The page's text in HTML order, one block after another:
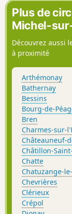
Plus de
Michel-
Découvrez aussi
à proximité
Arthémonay
Bathernay
Bessins
Bourg-de-
Bren
Charmes-sur-
Châteauneuf-
Châtillon-
Chatte
Chatuzange-
Chevrières
Clérieux
Crépol